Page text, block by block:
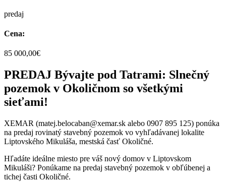
predaj
Cena:
85 000,00€
PREDAJ Bývajte pod Tatrami: Slnečný
pozemok v Okoličnom so všetkými
sieťami!
XEMAR (matej.belocaban@xemar.sk alebo 0907 895 125) ponúka
na predaj rovinatý stavebný pozemok vo vyhľadávanej lokalite
Liptovského Mikuláša, mestská časť Okoličné.
Hľadáte ideálne miesto pre váš nový domov v Liptovskom
Mikuláši? Ponúkame na predaj stavebný pozemok v obľúbenej a
tichej časti Okoličné.